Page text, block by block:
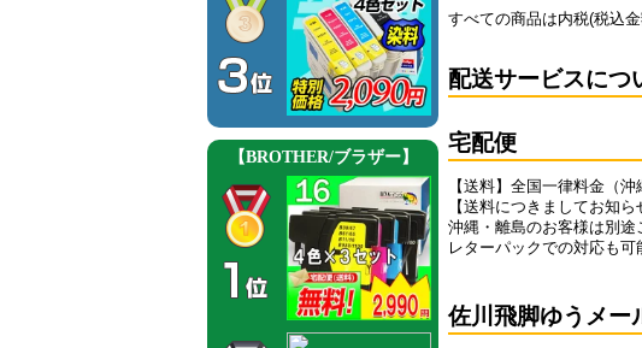
すべての商品は内税(税込
配送サービスにつ
宅配便
【送料】全国一律料金（
【送料につきましてお知ら
沖縄・離島のお客様は別途
レターパックでの対応も可
佐川飛脚ゆうメー